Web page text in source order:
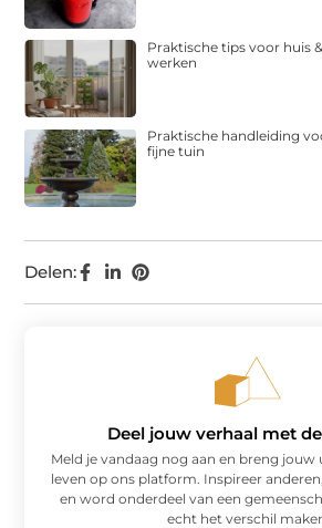
Delen:
Praktische tips voor huis
werken
Praktische handleiding
fijne tuin
Deel jouw verhaal met
Meld je vandaag nog aan en breng
leven op ons platform. Inspireer
en word onderdeel van een
echt het verschil